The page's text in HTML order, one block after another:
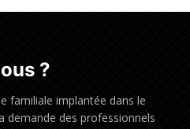
?
familiale implantée dans le
demande des professionnels